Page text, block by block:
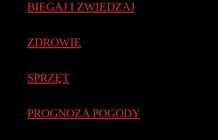
BIEGAJ I ZWIEDZAJ
ZDROWIE
SPRZĘT
PROGNOZA POGODY